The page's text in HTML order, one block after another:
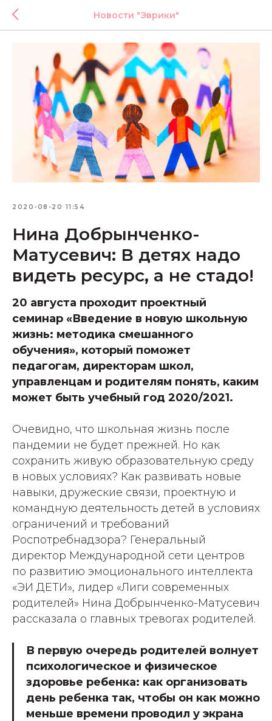
Новости "Эврики"
2020-08-20 11:54
Нина Добрынченко-
Матусевич: В детях надо
видеть ресурс, а не стадо!
20 августа проходит проектный
семинар «Введение в новую школьную
жизнь: методика смешанного
обучения», который поможет
педагогам, директорам школ,
управленцам и родителям понять, каким
может быть учебный год 2020/2021.
Очевидно, что школьная жизнь после
пандемии не будет прежней. Но как
сохранить живую образовательную среду
в новых условиях? Как развивать новые
навыки, дружеские связи, проектную и
командную деятельность детей в условиях
ограничений и требований
Роспотребнадзора? Генеральный
директор Международной сети центров
по развитию эмоционального интеллекта
«ЭИ ДЕТИ», лидер «Лиги современных
родителей» Нина Добрынченко-Матусевич
рассказала о главных тревогах родителей.
В первую очередь родителей волнует
психологическое и физическое
здоровье ребенка: как организовать
день ребенка так, чтобы он как можно
меньше времени проводил у экрана